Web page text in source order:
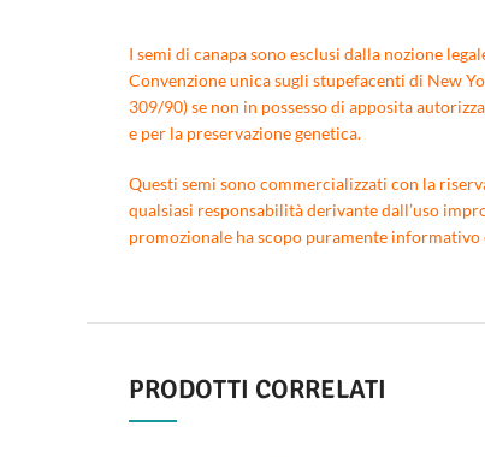
I semi di canapa sono esclusi dalla nozione
Convenzione unica sugli stupefacenti di New
309/90) se non in possesso di apposita
e per la preservazione genetica.
Questi semi sono commercializzati con la
qualsiasi responsabilità derivante dall’uso
promozionale ha scopo puramente informativo
PRODOTTI CORRELATI